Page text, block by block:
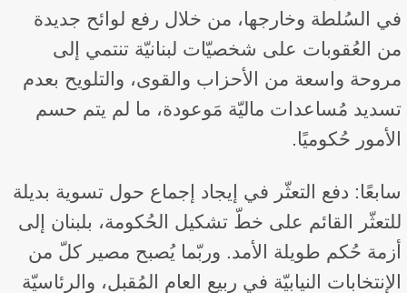
في السُلطة وخارجها، من خلال رفع لوائح جديدة
من العُقوبات على شخصيّات لبنانيّة تنتمي إلى
مروحة واسعة من الأحزاب والقوى، والتلويح بعدم
تسديد مُساعدات ماليّة مَوعودة، ما لم يتم حسم
الأمور حُكوميًا.
سابعًا: دفع التعثّر في إيجاد إجماع حول تسوية بديلة
للتعثّر القائم على خطّ تشكيل الحُكومة، بلبنان إلى
أزمة حُكم طويلة الأمد. وربّما يُصبح مصير كلّ من
الإنتخابات النيابيّة في ربيع العام المُقبل، والرئاسيّة